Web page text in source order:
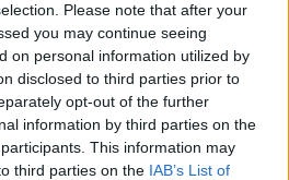
Please note that after your
you may continue seeing
on personal information utilized by
disclosed to third parties prior to
opt-out of the further
information by third parties on the
This information may
third parties on the IAB’s List of
piatto, come la scapece
pesce fritto marinato in
veneto, che presenta un
Ogni ricetta riflette le
e l’uso degli ingredienti
ricca varietà di sapori.